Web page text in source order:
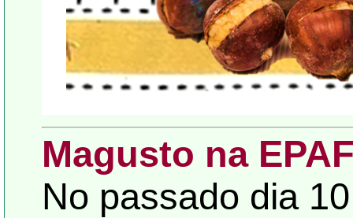
Magusto na
No passado dia